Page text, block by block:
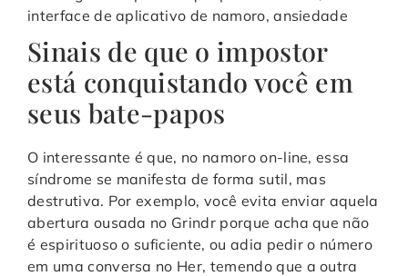
Sinais de que o impostor
está conquistando você em
seus bate-papos
O interessante é que, no namoro on-line, essa
síndrome se manifesta de forma sutil, mas
destrutiva. Por exemplo, você evita enviar aquela
abertura ousada no Grindr porque acha que não
é espirituoso o suficiente, ou adia pedir o número
em uma conversa no Her, temendo que a outra